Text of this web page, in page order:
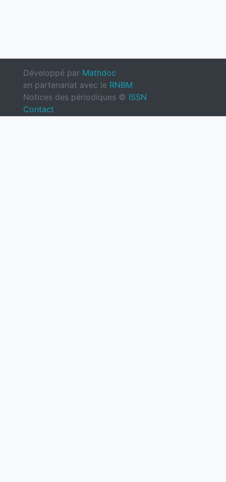
Développé par Mathdoc
en partenariat avec le RNBM
Notices des périodiques © ISSN
Contact